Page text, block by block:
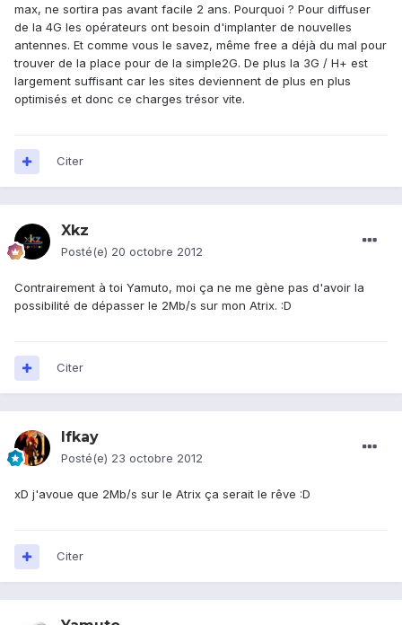
max, ne sortira pas avant facile 2 ans. Pourquoi ? Pour diffuser
de la 4G les opérateurs ont besoin d'implanter de nouvelles
antennes. Et comme vous le savez, même free a déjà du mal pour
trouver de la place pour de la simple2G. De plus la 3G / H+ est
largement suffisant car les sites deviennent de plus en plus
optimisés et donc ce charges trésor vite.
Citer
Xkz
Posté(e) 20 octobre 2012
Contrairement à toi Yamuto, moi ça ne me gène pas d'avoir la
possibilité de dépasser le 2Mb/s sur mon Atrix. :D
Citer
Ifkay
Posté(e) 23 octobre 2012
xD j'avoue que 2Mb/s sur le Atrix ça serait le rêve :D
Citer